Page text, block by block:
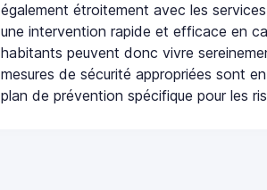
également étroitement avec les
une intervention rapide et efficace en
habitants peuvent donc vivre
mesures de sécurité appropriées sont
plan de prévention spécifique pour les